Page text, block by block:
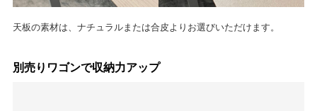
天板の素材は、ナチュラルまたは合皮よりお選びいただけます。
別売りワゴンで収納力アップ